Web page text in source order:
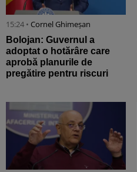
15:24 • Cornel Ghimeșan
Bolojan: Guvernul a
adoptat o hotărâre care
aprobă planurile de
pregătire pentru riscuri